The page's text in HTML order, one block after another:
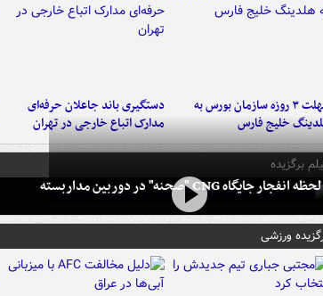
مهلت ۳ روزه سازمان بورس به
خلیج فارس
دستگیری باند جاعلان حرفه‌ای
مدارک اتباع خارجی در تهران
برگزیده
لحظه انفجار جایگاه CNG "صحنه" در دوربین مداربسته
ورزشی